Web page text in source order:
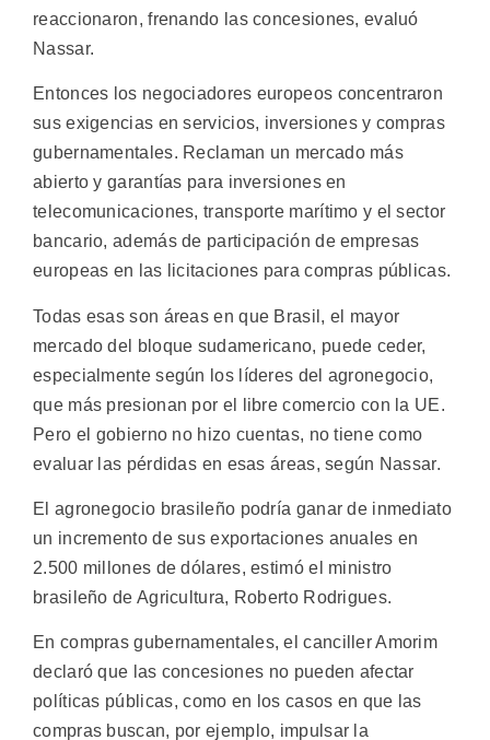
reaccionaron, frenando las concesiones, evaluó
Nassar.
Entonces los negociadores europeos concentraron
sus exigencias en servicios, inversiones y compras
gubernamentales. Reclaman un mercado más
abierto y garantías para inversiones en
telecomunicaciones, transporte marítimo y el sector
bancario, además de participación de empresas
europeas en las licitaciones para compras públicas.
Todas esas son áreas en que Brasil, el mayor
mercado del bloque sudamericano, puede ceder,
especialmente según los líderes del agronegocio,
que más presionan por el libre comercio con la UE.
Pero el gobierno no hizo cuentas, no tiene como
evaluar las pérdidas en esas áreas, según Nassar.
El agronegocio brasileño podría ganar de inmediato
un incremento de sus exportaciones anuales en
2.500 millones de dólares, estimó el ministro
brasileño de Agricultura, Roberto Rodrigues.
En compras gubernamentales, el canciller Amorim
declaró que las concesiones no pueden afectar
políticas públicas, como en los casos en que las
compras buscan, por ejemplo, impulsar la